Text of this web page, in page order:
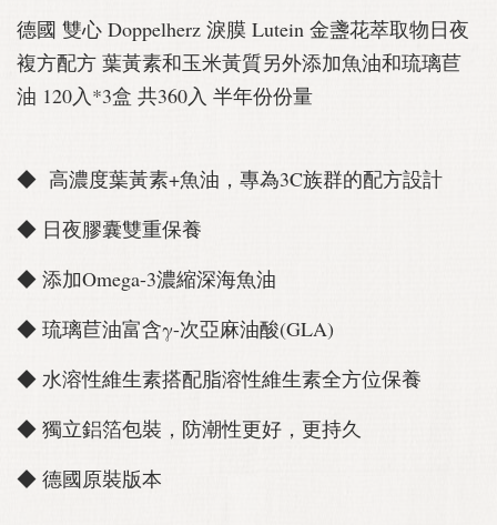
德國 雙心 Doppelherz 淚膜 Lutein 金盞花萃取物日夜
複方配方 葉黃素和玉米黃質另外添加魚油和琉璃苣
油 120入*3盒 共360入 半年份份量
◆ 高濃度葉黃素+魚油，專為3C族群的配方設計
◆ 日夜膠囊雙重保養
◆ 添加Omega-3濃縮深海魚油
◆ 琉璃苣油富含γ-次亞麻油酸(GLA)
◆ 水溶性維生素搭配脂溶性維生素全方位保養
◆ 獨立鋁箔包裝，防潮性更好，更持久
◆ 德國原裝版本